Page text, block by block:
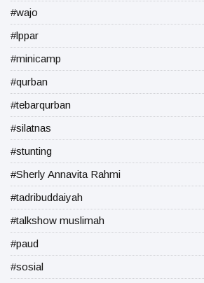
#wajo
#lppar
#minicamp
#qurban
#tebarqurban
#silatnas
#stunting
#Sherly Annavita Rahmi
#tadribuddaiyah
#talkshow muslimah
#paud
#sosial